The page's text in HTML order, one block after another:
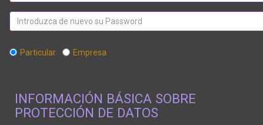
Particular Empresa
INFORMACIÓN BÁSICA SOBRE
PROTECCIÓN DE DATOS